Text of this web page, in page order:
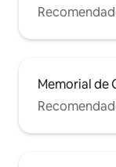
Memorial de